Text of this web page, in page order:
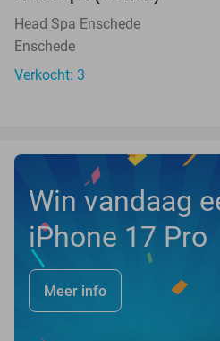
TODAY
Head Spa Enschede
Enschede
Verkocht: 3
Win vandaag
iPhone 17 Pro
Meer info